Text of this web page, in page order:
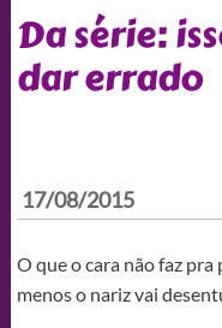
Da série:
dar errado
17/08/2015
O que o cara não faz pra
menos o nariz vai